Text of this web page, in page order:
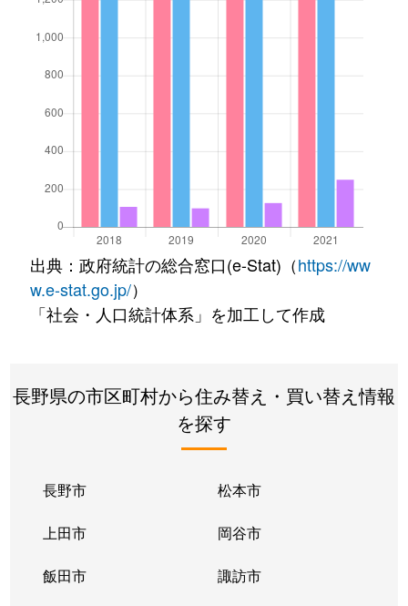
出典：政府統計の総合窓口(e-Stat)（https://ww
w.e-stat.go.jp/）
「社会・人口統計体系」を加工して作成
長野県の市区町村から住み替え・買い替え情報
を探す
長野市 松本市
上田市 岡谷市
飯田市 諏訪市